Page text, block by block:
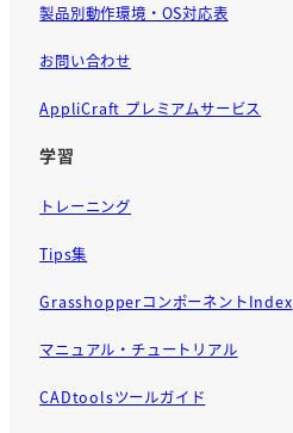
製品別動作環境・OS対応表
お問い合わせ
AppliCraft プレミアムサービス
学習
トレーニング
Tips集
GrasshopperコンポーネントIndex
マニュアル・チュートリアル
CADtoolsツールガイド